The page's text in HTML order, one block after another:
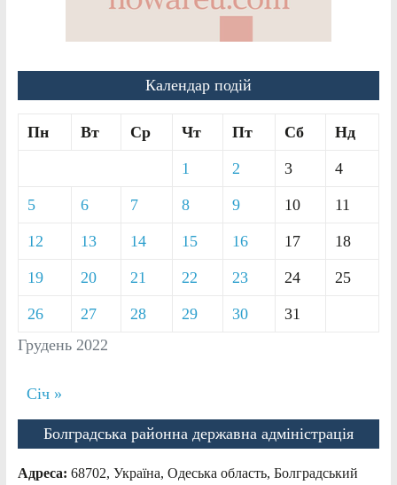
Календар подій
Грудень 2022
Пн Вт Ср Чт Пт Сб Нд
1 2 3 4
5 6 7 8 9 10 11
12 13 14 15 16 17 18
19 20 21 22 23 24 25
26 27 28 29 30 31
Січ »
Болградська районна державна адміністрація
Адреса: 68702, Україна, Одеська область, Болградський